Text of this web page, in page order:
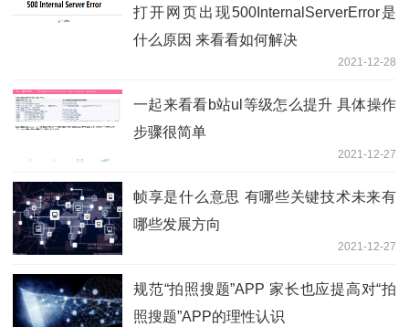
打开网页出现500InternalServerError是
什么原因 来看看如何解决
2021-12-28
一起来看看b站ul等级怎么提升 具体操作
步骤很简单
2021-12-27
帧享是什么意思 有哪些关键技术未来有
哪些发展方向
2021-12-27
规范“拍照搜题”APP 家长也应提高对“拍
照搜题”APP的理性认识